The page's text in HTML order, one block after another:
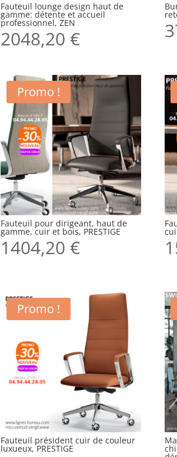
Fauteuil lounge design haut de
gamme: détente et accueil
professionnel, ZEN
2048,20€
Promo !
Fauteuil pour dirigeant, haut de
gamme, cuir et bois, PRESTIGE
1404,20€
Promo !
Fauteuil président cuir de couleur
luxueux, PRESTIGE